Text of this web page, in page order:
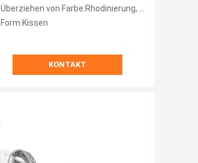
Überziehen von Farbe:Rhodinierung, Rosévergoldung, Vergoldung, Versilberung
Form:Kissen
KONTAKT